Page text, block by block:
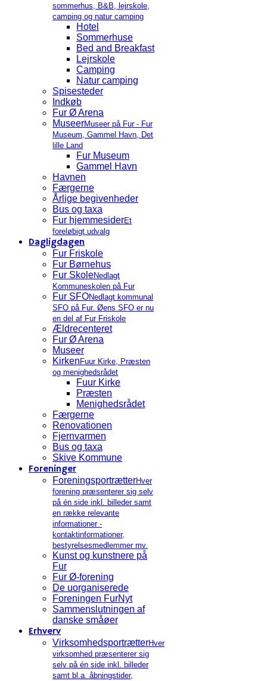
sommerhus, B&B, lejrskole,
camping og natur camping
Hotel
Sommerhuse
Bed and Breakfast
Lejrskole
Camping
Natur camping
Spisesteder
Indkøb
Fur Ø Arena
MuseerMuseer på Fur - Fur
Museum, Gammel Havn, Det
lille Land
Fur Museum
Gammel Havn
Havnen
Færgerne
Årlige begivenheder
Bus og taxa
Fur hjemmesiderEt
foreløbigt udvalg
Dagligdagen
Fur Friskole
Fur Børnehus
Fur SkoleNedlagt
Kommuneskolen på Fur
Fur SFONedlagt kommunal
SFO på Fur. Øens SFO er nu
en del af Fur Friskole
Ældrecenteret
Fur Ø Arena
Museer
Kirken Fuur Kirke, Præsten
og menighedsrådet
Fuur Kirke
Præsten
Menighedsrådet
Færgerne
Renovationen
Fjernvarmen
Bus og taxa
Skive Kommune
Foreninger
ForeningsportrætterHver
forening præsenterer sig selv
på én side inkl. billeder samt
en række relevante
informationer -
kontaktinformationer,
bestyrelsesmedlemmer mv.
Kunst og kunstnere på
Fur
Fur Ø-forening
De uorganiserede
Foreningen FurNyt
Sammenslutningen af
danske småøer
Erhverv
VirksomhedsportrætterHver
virksomhed præsenterer sig
selv på én side inkl. billeder
samt bl.a. åbningstider,